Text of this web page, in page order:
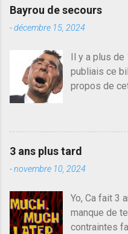
e
r
u
m
m
e
n
r
e
Bayrou de secours
-décembre 15, 2024
Il y a plus de
publiais ce
propos de
quelqu'un,
des amis ou
devenir le
et c'est par
plus proche
sinon il serait
gauche
3 ans plus tard
-novembre 10, 2024
Yo, Ca fait 3
manque de
contraintes